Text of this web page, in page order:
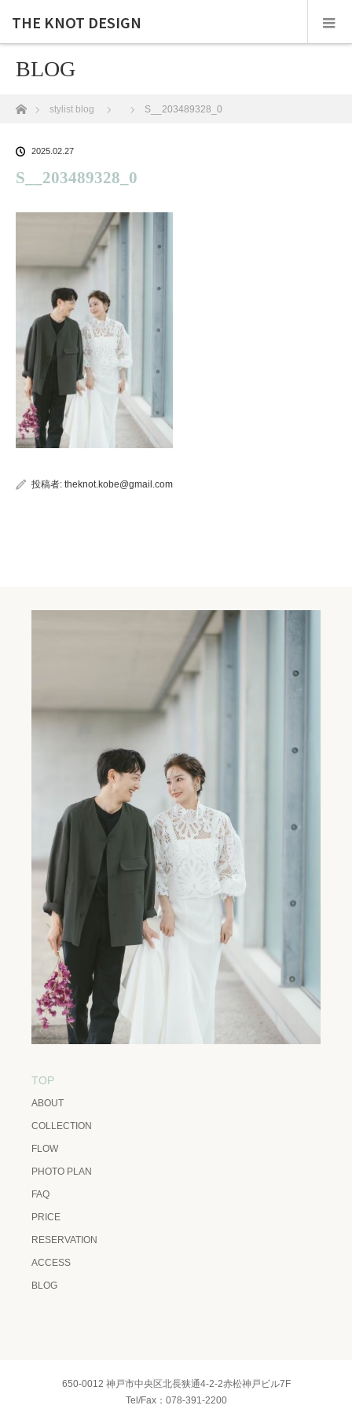
THE KNOT DESIGN
BLOG
ホームstylist blog S__203489328_0
2025.02.27
S__203489328_0
投稿者: theknot.kobe@gmail.com
TOP
ABOUT
COLLECTION
FLOW
PHOTO PLAN
FAQ
PRICE
RESERVATION
ACCESS
BLOG
650-0012 神戸市中央区北長狭通4-2-2赤松神戸ビル7F
Tel/Fax：078-391-2200